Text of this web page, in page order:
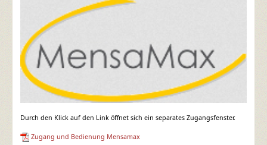
Durch den Klick auf den Link öffnet sich ein separates Zugangsfenster.
Zugang und Bedienung Mensamax